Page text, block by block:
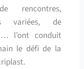
rencontres,
variées, de
l’ont conduit
le défi de la